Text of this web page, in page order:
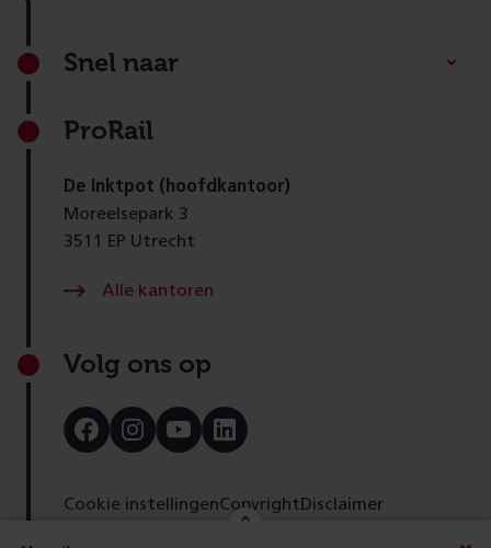
Footer
Snel naar
ProRail
De Inktpot (hoofdkantoor)
Moreelsepark 3
3511 EP Utrecht
Alle kantoren
Volg ons op
Bezoek
onze
Bezoek
onze
Bezoek
onze
Bezoek
onze
Cookie instellingenCopyright Disclaimer